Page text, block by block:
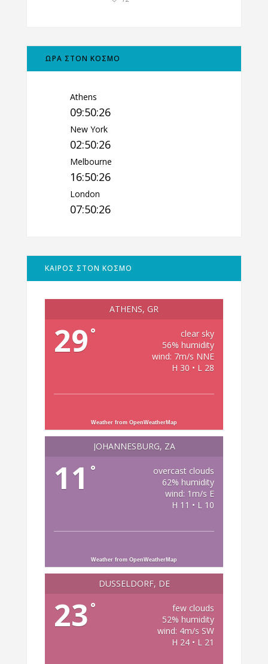
ΩΡΑ ΣΤΟΝ ΚΟΣΜΟ
Athens
09:50:27
New York
02:50:27
Melbourne
16:50:27
London
07:50:27
ΚΑΙΡΟΣ ΣΤΟΝ ΚΟΣΜΟ
ATHENS, GR
29 °
clear sky
56% humidity
wind: 7m/s NNE
H 30 • L 28
Weather from OpenWeatherMap
JOHANNESBURG, ZA
11 °
overcast clouds
62% humidity
wind: 1m/s E
H 11 • L 10
Weather from OpenWeatherMap
DÜSSELDORF, DE
23 °
few clouds
52% humidity
wind: 4m/s SW
H 24 • L 21